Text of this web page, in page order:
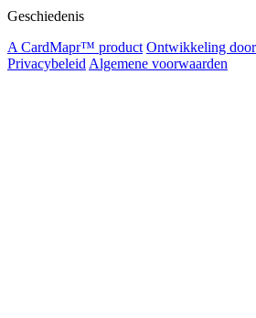
Geschiedenis
A CardMapr™ product Ontwikkeling
Privacybeleid Algemene voorwaarden